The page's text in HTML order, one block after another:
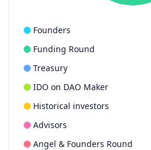
Founders
Funding Round
Treasury
IDO on DAO Maker
Historical investors
Advisors
Angel & Founders Round